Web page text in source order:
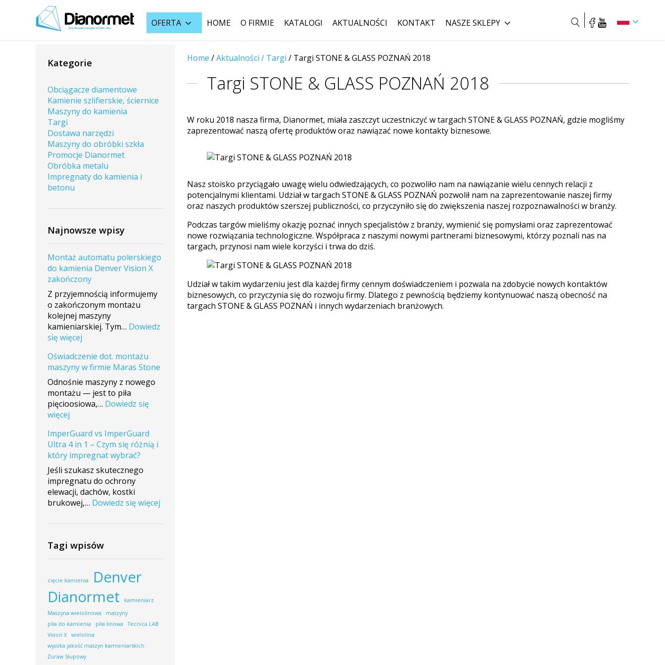
OFERTA HOME O FIRMIE KATALOGI AKTUALNOŚCI KONTAKT NASZE SKLEPY
Szukaj:
Kategorie
Obciągacze diamentowe
Kamienie szlifierskie, ściernice
Maszyny do kamienia
Targi
Dostawa narzędzi
Maszyny do obróbki szkła
Promocje Dianormet
Obróbka metalu
Impregnaty do kamienia i
betonu
Najnowsze wpisy
Montaż automatu polerskiego
do kamienia Denver Vision X
zakończony
Z przyjemnością informujemy
o zakończonym montażu
kolejnej maszyny
kamieniarskiej. Tym… Dowiedz
się więcej
automatu
polerskiego
do
kamienia
Denver
zakończony
Oświadczenie dot. montażu
maszyny w firmie Maras Stone
Odnośnie maszyny z nowego
montażu — jest to piła
pięcioosiowa,… Dowiedz się
więcej
dot.
montażu
maszyny
w
firmie
Maras
Stone
ImperGuard vs ImperGuard
Ultra 4 in 1 – Czym się różnią i
który impregnat wybrać?
Jeśli szukasz skutecznego
impregnatu do ochrony
elewacji, dachów, kostki
brukowej,… Dowiedz się więcej
vs
4
Tagi wpisów
cięcie kamienia
Denver
Dianormet
kamieniarz
Maszyna wielolinowa
maszyny
piła do kamienia
piła linowa
Tecnica LAB
Vision X
wielolina
wysoka jakość maszyn kamieniarskich
Żuraw Słupowy
Home /Aktualności / Targi / Targi STONE & GLASS POZNAŃ 2018
Targi STONE & GLASS POZNAŃ 2018
W roku 2018 nasza firma, Dianormet, miała zaszczyt uczestniczyć w targach STONE & GLASS POZNAŃ, gdzie mogliśmy
zaprezentować naszą ofertę produktów oraz nawiązać nowe kontakty biznesowe.
Nasz stoisko przyciągało uwagę wielu odwiedzających, co pozwoliło nam na nawiązanie wielu cennych relacji z
potencjalnymi klientami. Udział w targach STONE & GLASS POZNAŃ pozwolił nam na zaprezentowanie naszej firmy
oraz naszych produktów szerszej publiczności, co przyczyniło się do zwiększenia naszej rozpoznawalności w branży.
Podczas targów mieliśmy okazję poznać innych specjalistów z branży, wymienić się pomysłami oraz zaprezentować
nowe rozwiązania technologiczne. Współpraca z naszymi nowymi partnerami biznesowymi, którzy poznali nas na
targach, przynosi nam wiele korzyści i trwa do dziś.
Udział w takim wydarzeniu jest dla każdej firmy cennym doświadczeniem i pozwala na zdobycie nowych kontaktów
biznesowych, co przyczynia się do rozwoju firmy. Dlatego z pewnością będziemy kontynuować naszą obecność na
targach STONE & GLASS POZNAŃ i innych wydarzeniach branżowych.